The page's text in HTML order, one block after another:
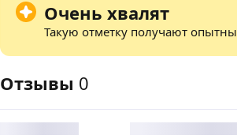
Очень хвалят
Такую отметку получают
Отзывы 0